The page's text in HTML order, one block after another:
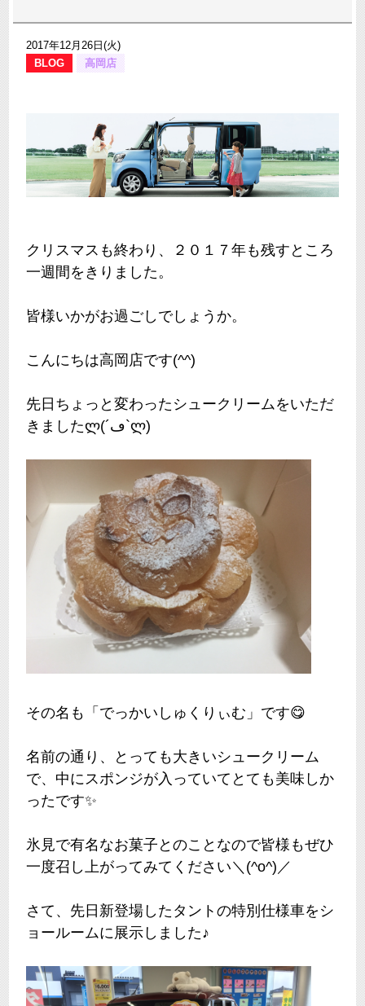
2017年12月26日(火)
BLOG
高岡店
クリスマスも終わり、２０１７年も残すところ
一週間をきりました。
皆様いかがお過ごしでしょうか。
こんにちは高岡店です(^^)
先日ちょっと変わったシュークリームをいただ
きましたლ(´ڡ`ლ)
その名も「でっかいしゅくりぃむ」です😋
名前の通り、とっても大きいシュークリーム
で、中にスポンジが入っていてとても美味しか
ったです✨
氷見で有名なお菓子とのことなので皆様もぜひ
一度召し上がってみてください＼(^o^)／
さて、先日新登場したタントの特別仕様車をシ
ョールームに展示しました♪